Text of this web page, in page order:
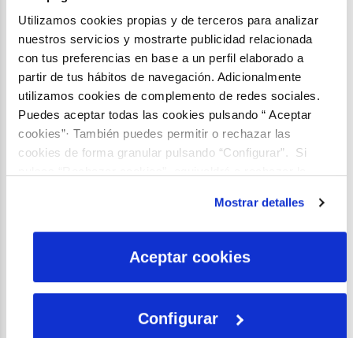
Utilizamos cookies propias y de terceros para analizar
nuestros servicios y mostrarte publicidad relacionada
con tus preferencias en base a un perfil elaborado a
partir de tus hábitos de navegación. Adicionalmente
utilizamos cookies de complemento de redes sociales.
Puedes aceptar todas las cookies pulsando “ Aceptar
cookies”· También puedes permitir o rechazar las
cookies de forma granular pulsando “Configurar”. Si
son indispensables para que el sitio web funcione y que
Mostrar detalles
Aceptar cookies
Configurar
convirtió en superdotados. A la
medianoche del 31 de Diciembre, se
concretó el plan. Cuando hicieron
contacto con Aliengaperros de
tecnología avanzada superior
¡¡¡¡Plas!!!!, se alcanzó el cometido,
lograron desactivar a nivel terrenal
todos los fuegos artificiales.
No hubo más explosiones, cero ruidos
Perros y gatos con caras felices y
humanos con caras sorprendidas y
largas, sin explicación de causa
alguna…
Ladridos y maullidos al unísono